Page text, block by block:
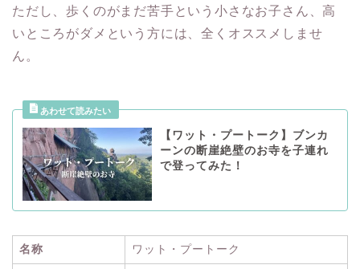
ただし、歩くのがまだ苦手という小さなお子さん、高
いところがダメという方には、全くオススメしませ
ん。
【ワット・プートーク】ブンカ
ーンの断崖絶壁のお寺を子連れ
で登ってみた！
名称 ワット・プートーク